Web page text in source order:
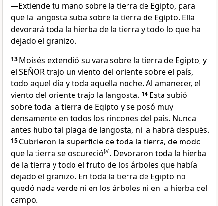
—Extiende tu mano sobre la tierra de Egipto, para
que la langosta suba sobre la tierra de Egipto. Ella
devorará toda la hierba de la tierra y todo lo que ha
dejado el granizo.
13 Moisés extendió su vara sobre la tierra de Egipto, y
el SEÑOR trajo un viento del oriente sobre el país,
todo aquel día y toda aquella noche. Al amanecer, el
viento del oriente trajo la langosta. 14 Esta subió
sobre toda la tierra de Egipto y se posó muy
densamente en todos los rincones del país. Nunca
antes hubo tal plaga de langosta, ni la habrá después.
15 Cubrieron la superficie de toda la tierra, de modo
que la tierra se oscureció[a]. Devoraron toda la hierba
de la tierra y todo el fruto de los árboles que había
dejado el granizo. En toda la tierra de Egipto no
quedó nada verde ni en los árboles ni en la hierba del
campo.